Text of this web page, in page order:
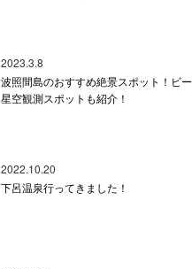
2023.3.8
波照間島のおすすめ絶景スポット！ビ
星空観測スポットも紹介！
2022.10.20
下呂温泉行ってきました！